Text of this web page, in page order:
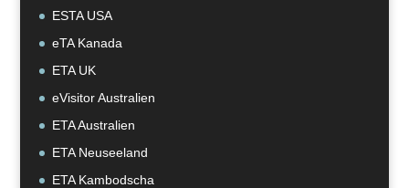
ESTA USA
eTA Kanada
ETA UK
eVisitor Australien
ETA Australien
ETA Neuseeland
ETA Kambodscha